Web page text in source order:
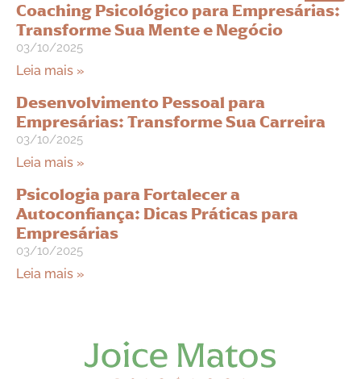
Coaching Psicológico para Empresárias:
Transforme Sua Mente e Negócio
03/10/2025
Leia mais »
Desenvolvimento Pessoal para
Empresárias: Transforme Sua Carreira
03/10/2025
Leia mais »
Psicologia para Fortalecer a
Autoconfiança: Dicas Práticas para
Empresárias
03/10/2025
Leia mais »